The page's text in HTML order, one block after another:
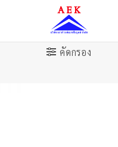
คัดกรอง